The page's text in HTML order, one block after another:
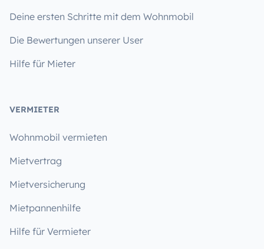
Deine ersten Schritte mit dem Wohnmobil
Die Bewertungen unserer User
Hilfe für Mieter
VERMIETER
Wohnmobil vermieten
Mietvertrag
Mietversicherung
Mietpannenhilfe
Hilfe für Vermieter